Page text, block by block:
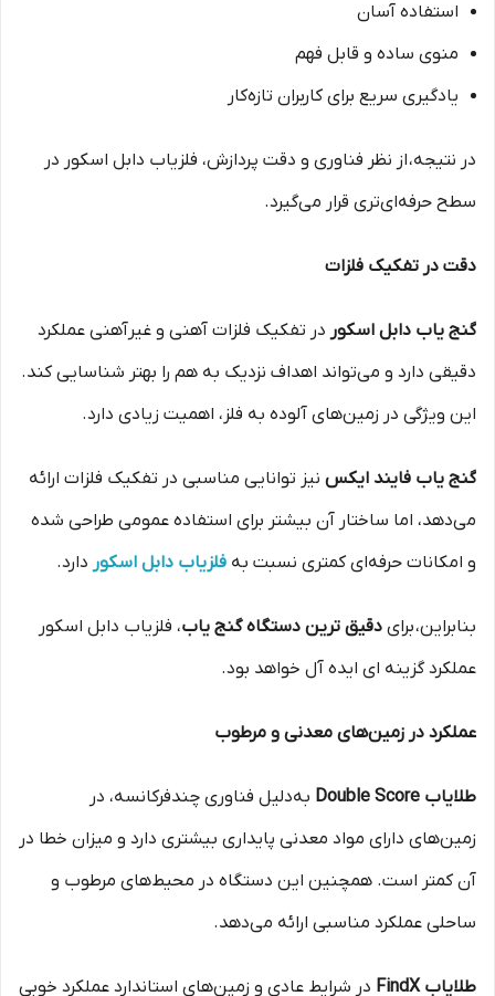
استفاده آسان
منوی ساده و قابل فهم
یادگیری سریع برای کاربران تازه‌کار
در نتیجه، از نظر فناوری و دقت پردازش، فلزیاب دابل اسکور در
سطح حرفه‌ای‌تری قرار می‌گیرد.
دقت در تفکیک فلزات
گنج یاب دابل اسکور در تفکیک فلزات آهنی و غیرآهنی عملکرد
دقیقی دارد و می‌تواند اهداف نزدیک به هم را بهتر شناسایی کند.
این ویژگی در زمین‌های آلوده به فلز، اهمیت زیادی دارد.
گنج یاب فایند ایکس نیز توانایی مناسبی در تفکیک فلزات ارائه
می‌دهد، اما ساختار آن بیشتر برای استفاده عمومی طراحی شده
و امکانات حرفه‌ای کمتری نسبت به فلزیاب دابل اسکور دارد.
بنابراین، برای دقیق ترین دستگاه گنج یاب، فلزیاب دابل اسکور
عملکرد گزینه ای ایده آل خواهد بود.
عملکرد در زمین‌های معدنی و مرطوب
طلایاب Double Score
به‌دلیل فناوری چندفرکانسه، در
زمین‌های دارای مواد معدنی پایداری بیشتری دارد و میزان خطا در
آن کمتر است. همچنین این دستگاه در محیط‌های مرطوب و
ساحلی عملکرد مناسبی ارائه می‌دهد.
طلایاب FindX
در شرایط عادی و زمین‌های استاندارد عملکرد خوبی